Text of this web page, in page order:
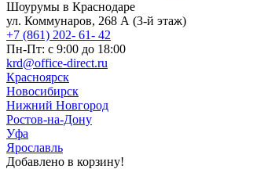
Шоурумы в Краснодаре
ул. Коммунаров, 268 А (3-й этаж)
+7 (861) 202- 61- 42
Пн-Пт: с 9:00 до 18:00
krd@office-direct.ru
Красноярск
Новосибирск
Нижний Новгород
Ростов-на-Дону
Уфа
Ярославль
Добавлено в корзину!